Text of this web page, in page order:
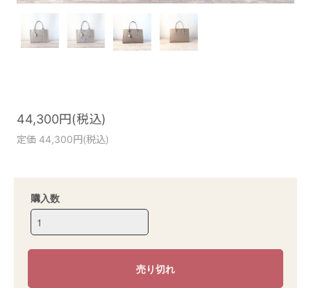
44,300円(税込)
定価 44,300円(税込)
購入数